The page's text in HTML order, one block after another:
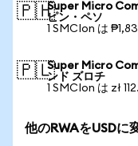
🇵🇭Super Micro
ピン・ペソ
1 SMCIon は
🇵🇱Super Micro
ンド ズロチ
1 SMCIon は zł
他のRWAをUSDに